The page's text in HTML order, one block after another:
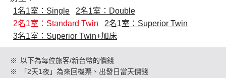
1名1室：Single
2名1室：Double
2名1室：Standard Twin
2名1室：Superior Twin
3名1室：Superior Twin+加床
※ 以下為每位旅客/新台幣的價錢
※
「2天1夜」為來回機票、出發日當天價錢